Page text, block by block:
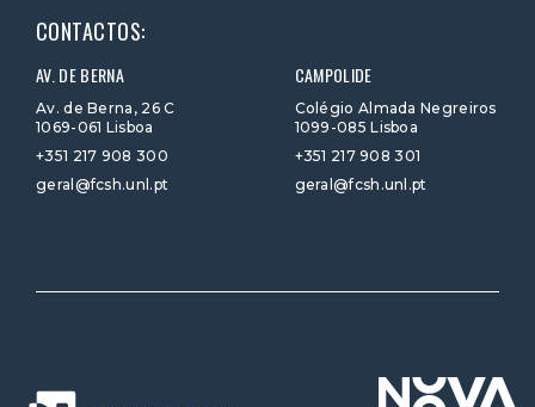
CONTACTOS:
AV. DE BERNA
Av. de Berna, 26 C
1069-061 Lisboa
+351 217 908 300
geral@fcsh.unl.pt
CAMPOLIDE
Colégio Almada Negreiros
1099-085 Lisboa
+351 217 908 301
geral@fcsh.unl.pt